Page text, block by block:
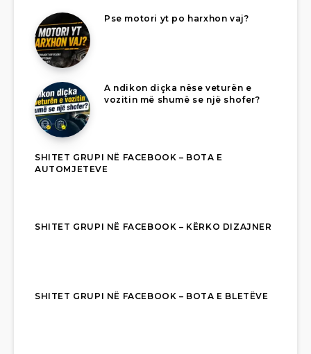
Pse motori yt po harxhon vaj?
A ndikon diçka nëse veturën e
vozitin më shumë se një shofer?
SHITET GRUPI NË FACEBOOK – BOTA E
AUTOMJETEVE
SHITET GRUPI NË FACEBOOK – KËRKO DIZAJNER
SHITET GRUPI NË FACEBOOK – BOTA E BLETËVE